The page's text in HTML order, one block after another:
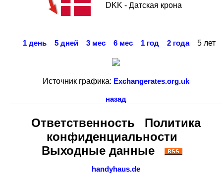
DKK - Датская крона
1 день 5 дней 3 мес 6 мес 1 год 2 года 5 лет
Источник графика: Exchangerates.org.uk
назад
Ответственность
Политика
конфиденциальности
Выходные данные
handyhaus.de